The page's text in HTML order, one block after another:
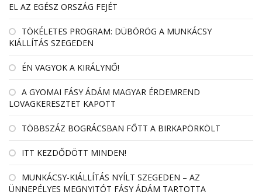
EL AZ EGÉSZ ORSZÁG FEJÉT
TÖKÉLETES PROGRAM: DÜBÖRÖG A MUNKÁCSY
KIÁLLÍTÁS SZEGEDEN
ÉN VAGYOK A KIRÁLYNŐ!
A GYOMAI FÁSY ÁDÁM MAGYAR ÉRDEMREND
LOVAGKERESZTET KAPOTT
TÖBBSZÁZ BOGRÁCSBAN FŐTT A BIRKAPÖRKÖLT
ITT KEZDŐDÖTT MINDEN!
MUNKÁCSY-KIÁLLÍTÁS NYÍLT SZEGEDEN – AZ
ÜNNEPÉLYES MEGNYITÓT FÁSY ÁDÁM TARTOTTA